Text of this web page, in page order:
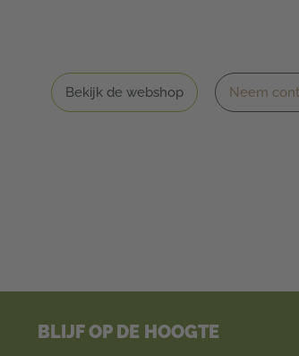
Bekijk de webshop Neem
BLIJF OP DE HOOGTE